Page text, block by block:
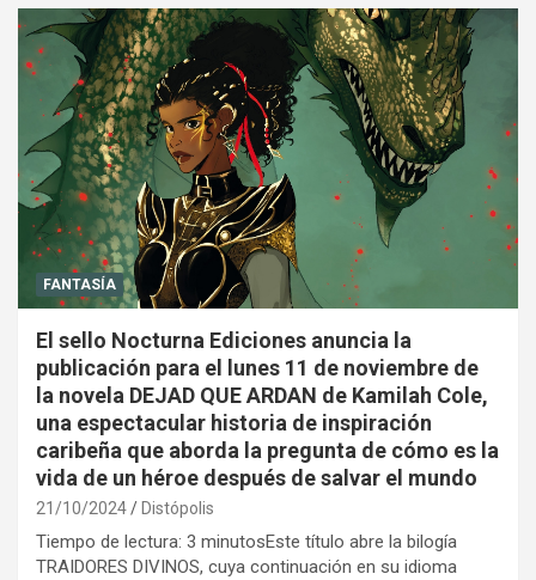
FANTASÍA
El sello Nocturna Ediciones anuncia la
publicación para el lunes 11 de noviembre de
la novela DEJAD QUE ARDAN de Kamilah Cole,
una espectacular historia de inspiración
caribeña que aborda la pregunta de cómo es la
vida de un héroe después de salvar el mundo
21/10/2024 Distópolis
Tiempo de lectura: 3 minutosEste título abre la bilogía
TRAIDORES DIVINOS, cuya continuación en su idioma